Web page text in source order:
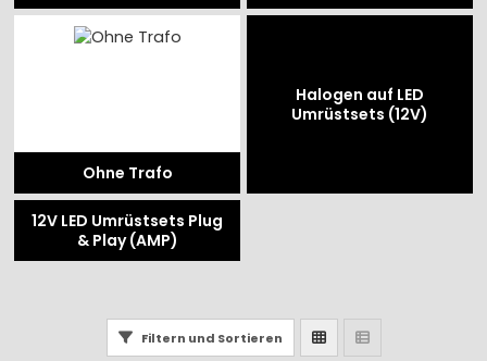
Ohne Trafo
Halogen auf LED
Umrüstsets (12V)
12V LED Umrüstsets Plug
& Play (AMP)
Filtern und Sortieren